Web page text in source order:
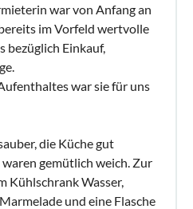
war von Anfang an
im Vorfeld wertvolle
bezüglich Einkauf,
war sie für uns
die Küche gut
gemütlich weich. Zur
Kühlschrank Wasser,
und eine Flasche